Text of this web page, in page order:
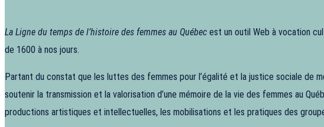
La Ligne du temps de l’histoire des femmes au Québec est un outil Web à vocation
de 1600 à nos jours.
Partant du constat que les luttes des femmes pour l’égalité et la justice sociale de
soutenir la transmission et la valorisation d’une mémoire de la vie des femmes au
productions artistiques et intellectuelles, les mobilisations et les pratiques des